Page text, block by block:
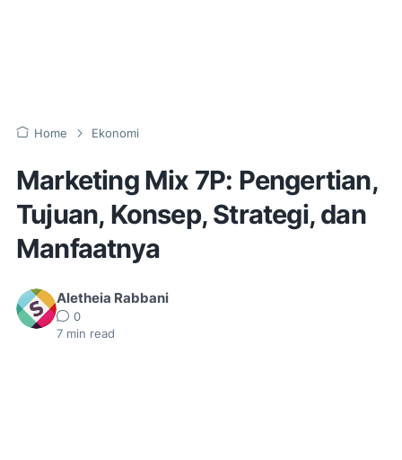
Home Ekonomi
Marketing Mix 7P: Pengertian,
Tujuan, Konsep, Strategi, dan
Manfaatnya
Aletheia Rabbani
0
7 min read